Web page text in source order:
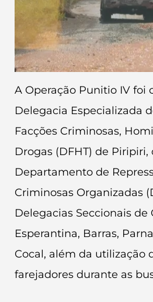
A Operação Punitio IV foi
Delegacia Especializada
Facções Criminosas,
Drogas (DFHT) de
Departamento de
Criminosas Organizadas
Delegacias Seccionais de
Esperantina, Barras,
Cocal, além da utilização
farejadores durante as